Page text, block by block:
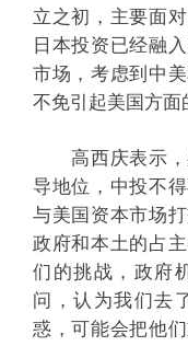
立之初，主要面
日本投资已经融
市场，考虑到中
不免引起美国方面
高西庆表示，
导地位，中投不
与美国资本市场
政府和本土的占
们的挑战，政府
问，认为我们去
惑，可能会把他